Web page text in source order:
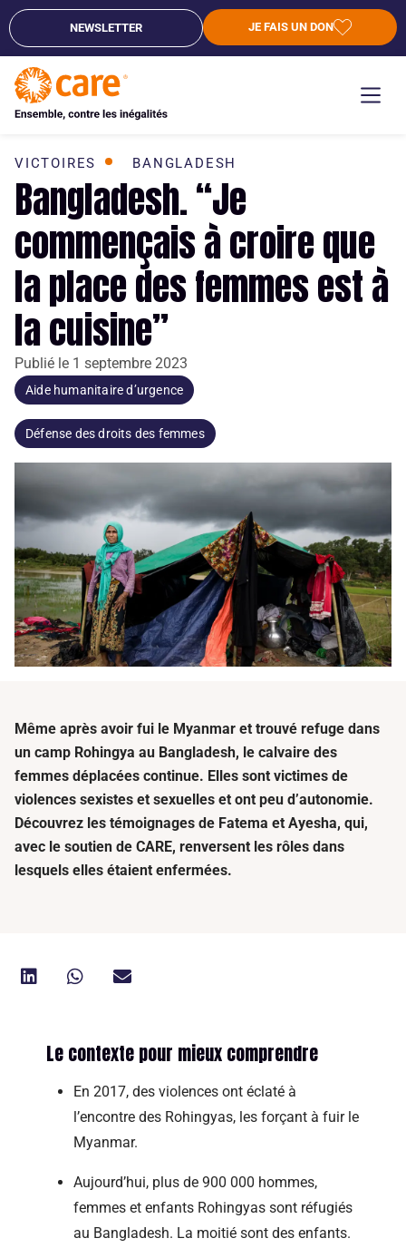
NEWSLETTER JE FAIS UN DON
VICTOIRES BANGLADESH
Bangladesh. “Je
commençais à croire que
la place des femmes est à
la cuisine”
Publié le 1 septembre 2023
Aide humanitaire d’urgence
Défense des droits des femmes
Même après avoir fui le Myanmar et trouvé refuge dans
un camp Rohingya au Bangladesh, le calvaire des
femmes déplacées continue. Elles sont victimes de
violences sexistes et sexuelles et ont peu d’autonomie.
Découvrez les témoignages de Fatema et Ayesha, qui,
avec le soutien de CARE, renversent les rôles dans
lesquels elles étaient enfermées.
Le contexte pour mieux comprendre
En 2017, des violences ont éclaté à
l’encontre des Rohingyas, les forçant à fuir le
Myanmar.
Aujourd’hui, plus de 900 000 hommes,
femmes et enfants Rohingyas sont réfugiés
au Bangladesh. La moitié sont des enfants.